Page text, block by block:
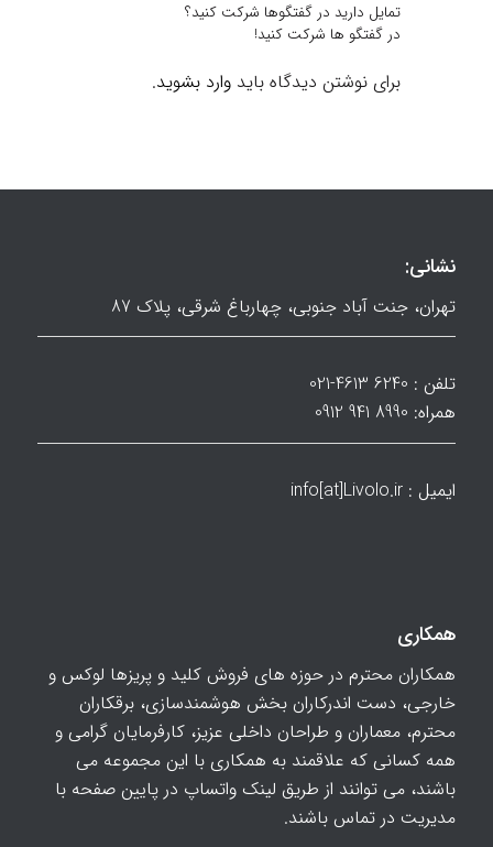
تمایل دارید در گفتگوها شرکت کنید؟
در گفتگو ها شرکت کنید!
برای نوشتن دیدگاه باید وارد بشوید.
نشانی:
تهران، جنت آباد جنوبی، چهارباغ شرقی، پلاک 87
تلفن : 6240 4613-021
همراه: 8990 941 0912
ایمیل : info[at]Livolo.ir
همکاری
همکاران محترم در حوزه های فروش کلید و پریزها لوکس و
خارجی، دست اندرکاران بخش هوشمندسازی، برقکاران
محترم، معماران و طراحان داخلی عزیز، کارفرمایان گرامی و
همه کسانی که علاقمند به همکاری با این مجموعه می
باشند، می توانند از طریق لینک واتساپ در پایین صفحه با
مدیریت در تماس باشند.